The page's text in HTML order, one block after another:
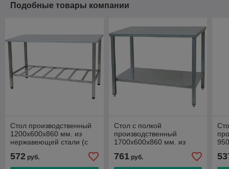
Подобные товары компании
Стол производственный
1200х600х860 мм. из
нержавеющей стали (с
572 руб.
Стол с полкой
производственный
1700х600х860 мм. из
761руб.